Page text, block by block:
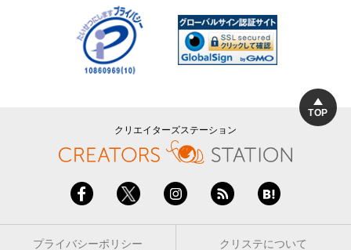
TOP
クリエイターズステーション
プライバシーポリシー クリステについて